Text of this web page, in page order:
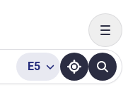
E5